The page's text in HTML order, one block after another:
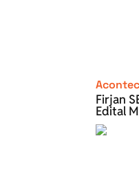
Firjan
Edital